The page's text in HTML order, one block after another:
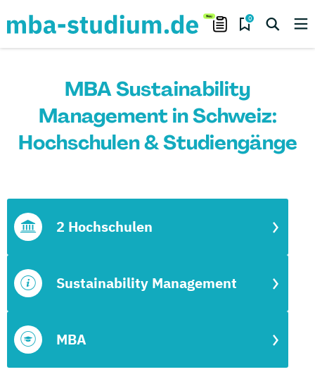
0
MBA Sustainability
Management in Schweiz:
Hochschulen & Studiengänge
MBA
Sustainability Management
2 Hochschulen